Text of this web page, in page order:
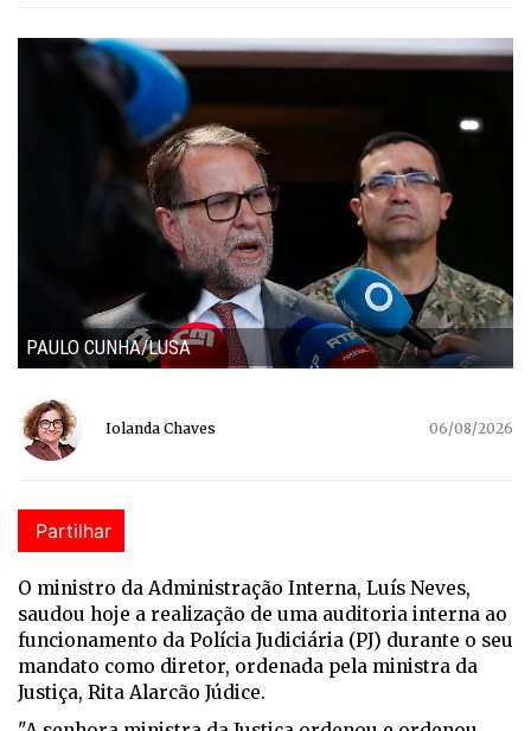
PAULO CUNHA/LUSA
Iolanda Chaves 06/08/2026
Partilhar
O ministro da Administração Interna, Luís Neves,
saudou hoje a realização de uma auditoria interna ao
funcionamento da Polícia Judiciária (PJ) durante o seu
mandato como diretor, ordenada pela ministra da
Justiça, Rita Alarcão Júdice.